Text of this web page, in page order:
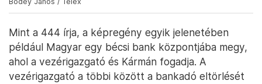
Mint a 444 írja, a képregény egyik jelenetében
például Magyar egy bécsi bank központjába megy,
ahol a vezérigazgató és Kármán fogadja. A
vezérigazgató a többi között a bankadó eltörlését